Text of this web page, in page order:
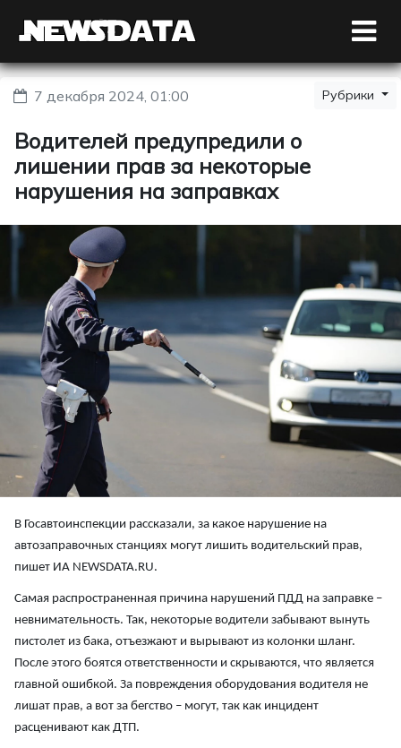
7 декабря 2024, 01:00 Рубрики
Водителей предупредили о
лишении прав за некоторые
нарушения на заправках
В Госавтоинспекции рассказали, за какое нарушение на
автозаправочных станциях могут лишить водительский прав,
пишет ИА NEWSDATA.RU.
Самая распространенная причина нарушений ПДД на заправке –
невнимательность. Так, некоторые водители забывают вынуть
пистолет из бака, отъезжают и вырывают из колонки шланг.
После этого боятся ответственности и скрываются, что является
главной ошибкой. За повреждения оборудования водителя не
лишат прав, а вот за бегство – могут, так как инцидент
расценивают как ДТП.